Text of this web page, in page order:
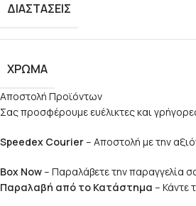
ΔΙΑΣΤΆΣΕΙΣ
ΧΡΩΜΑ
Αποστολή Προϊόντων
Σας προσφέρουμε ευέλικτες και
Speedex Courier– Αποστολή με την
Box Now– Παραλάβετε την παραγγελία
Παραλαβή από το Κατάστημα – Κάντε